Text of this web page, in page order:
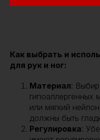
Как выбрать и
для рук и ног:
Материал:
гипоаллергенных
или мягкий
должны быть
Регулировка: